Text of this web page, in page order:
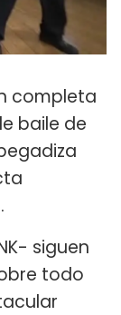
completa
baile de
siguen
todo